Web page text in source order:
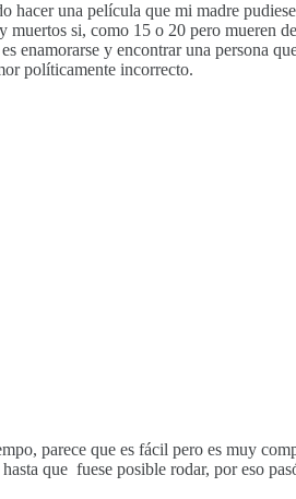
una película que mi madre
si, como 15 o 20 pero mueren
y encontrar una persona
políticamente incorrecto.
parece que es fácil pero es muy
que fuese posible rodar, por eso